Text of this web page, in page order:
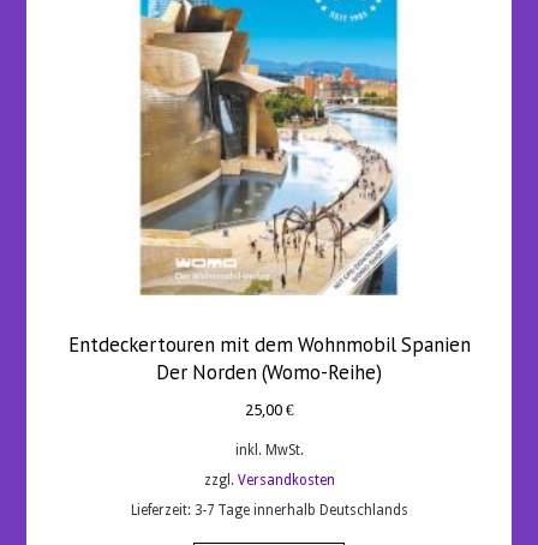
Entdeckertouren mit dem Wohnmobil Spanien
Der Norden (Womo-Reihe)
25,00 €
inkl. MwSt.
zzgl. Versandkosten
Lieferzeit: 3-7 Tage innerhalb Deutschlands